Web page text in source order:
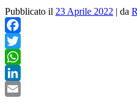
Pubblicato il 23 Aprile 2022 | da
Facebook
Twitter
WhatsApp
LinkedIn